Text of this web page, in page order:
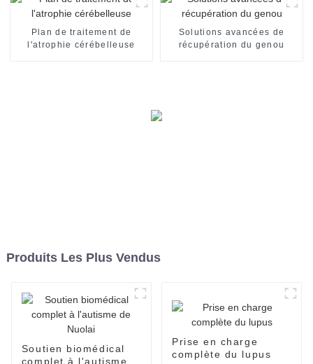
Plan de traitement de
l'atrophie cérébelleuse
Solutions avancées de
récupération du genou
Produits Les Plus Vendus
Soutien biomédical
complet à l'autisme
Prise en charge
complète du lupus